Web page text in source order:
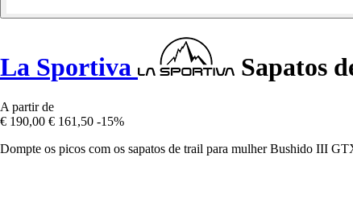
La Sportiva Sapatos
A partir de
€ 190,00 € 161,50 -15%
Dompte os picos com os sapatos de trail para mulher Bushido III